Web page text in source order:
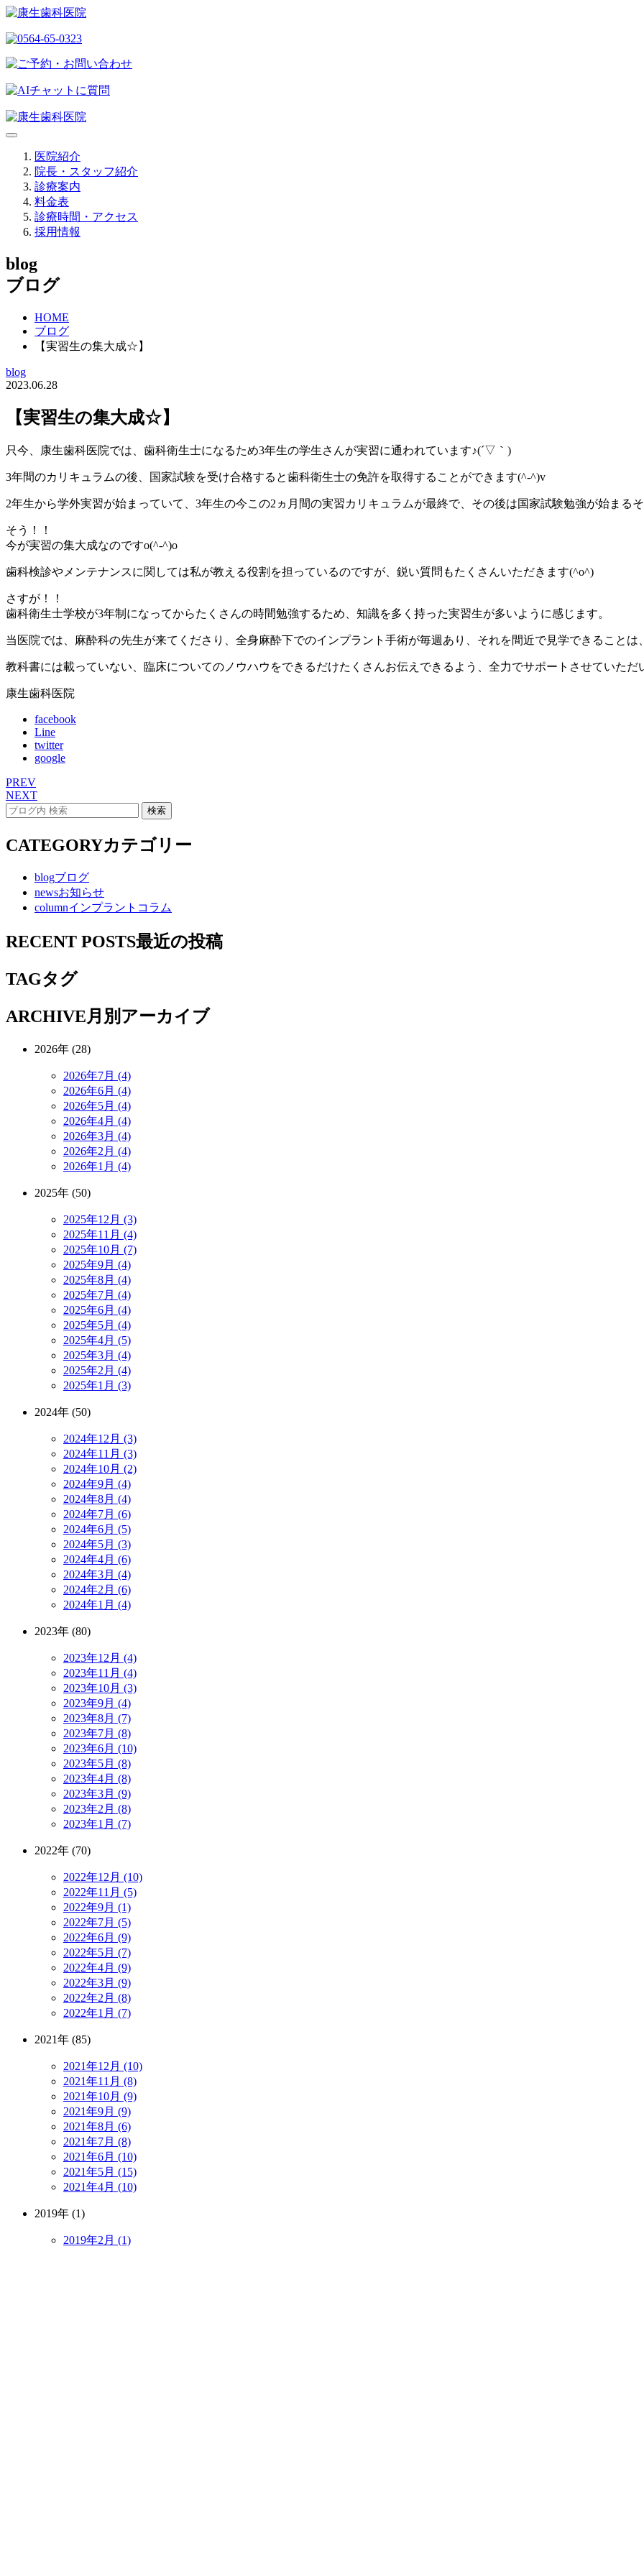
医院紹介
院長・スタッフ紹介
診療案内
料金表
診療時間・アクセス
採用情報
blog
ブログ
HOME
ブログ
【実習生の集大成☆】
blog
2023.06.28
【実習生の集大成☆】
只今、康生歯科医院では、歯科衛生士になるため3年生の学生さんが実習に通われています♪(´▽｀)
3年間のカリキュラムの後、国家試験を受け合格すると歯科衛生士の免許を取得することができます(^-^)v
2年生から学外実習が始まっていて、3年生の今この2ヵ月間の実習カリキュラムが最終で、その後は国家試験勉強が始まるそ
そう！！
今が実習の集大成なのですo(^-^)o
歯科検診やメンテナンスに関しては私が教える役割を担っているのですが、鋭い質問もたくさんいただきます(^o^)
さすが！！
歯科衛生士学校が3年制になってからたくさんの時間勉強するため、知識を多く持った実習生が多いように感じます。
当医院では、麻酔科の先生が来てくださり、全身麻酔下でのインプラント手術が毎週あり、それを間近で見学できること
教科書には載っていない、臨床についてのノウハウをできるだけたくさんお伝えできるよう、全力でサポートさせていた
康生歯科医院
facebook
Line
twitter
google
PREV
NEXT
CATEGORYカテゴリー
blogブログ
newsお知らせ
columnインプラントコラム
RECENT POSTS最近の投稿
TAGタグ
ARCHIVE月別アーカイブ
2026年 (28)
2026年7月 (4)
2026年6月 (4)
2026年5月 (4)
2026年4月 (4)
2026年3月 (4)
2026年2月 (4)
2026年1月 (4)
2025年 (50)
2025年12月 (3)
2025年11月 (4)
2025年10月 (7)
2025年9月 (4)
2025年8月 (4)
2025年7月 (4)
2025年6月 (4)
2025年5月 (4)
2025年4月 (5)
2025年3月 (4)
2025年2月 (4)
2025年1月 (3)
2024年 (50)
2024年12月 (3)
2024年11月 (3)
2024年10月 (2)
2024年9月 (4)
2024年8月 (4)
2024年7月 (6)
2024年6月 (5)
2024年5月 (3)
2024年4月 (6)
2024年3月 (4)
2024年2月 (6)
2024年1月 (4)
2023年 (80)
2023年12月 (4)
2023年11月 (4)
2023年10月 (3)
2023年9月 (4)
2023年8月 (7)
2023年7月 (8)
2023年6月 (10)
2023年5月 (8)
2023年4月 (8)
2023年3月 (9)
2023年2月 (8)
2023年1月 (7)
2022年 (70)
2022年12月 (10)
2022年11月 (5)
2022年9月 (1)
2022年7月 (5)
2022年6月 (9)
2022年5月 (7)
2022年4月 (9)
2022年3月 (9)
2022年2月 (8)
2022年1月 (7)
2021年 (85)
2021年12月 (10)
2021年11月 (8)
2021年10月 (9)
2021年9月 (9)
2021年8月 (6)
2021年7月 (8)
2021年6月 (10)
2021年5月 (15)
2021年4月 (10)
2019年 (1)
2019年2月 (1)